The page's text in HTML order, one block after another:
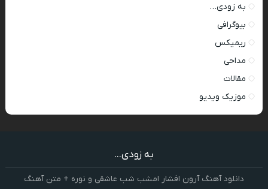
به زودی…
بیوگرافی
ریمیکس
مداحی
مقالات
موزیک ویدیو
به زودی...
دانلود آهنگ آرون افشار امشب شب عاشقی و نوره + متن آهنگ